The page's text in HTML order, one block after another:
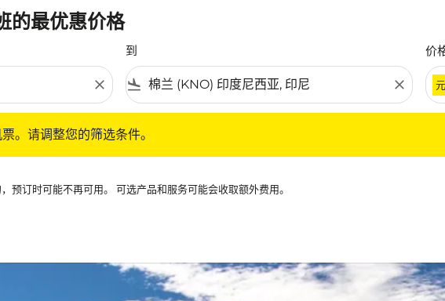
的最优惠价格
close
到
flight_land close
价
元
。请调整您的筛选条件。
预订时可能不再可用。 可选产品和服务可能会收取额外费用。